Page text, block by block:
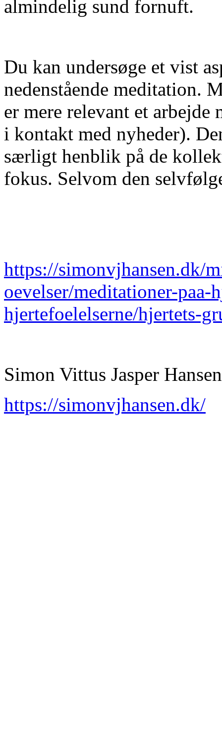
almindelig sund fornuft.
Du kan undersøge et vist
nedenstående meditation.
er mere relevant et
i kontakt med nyheder).
særligt henblik på de
fokus. Selvom den
https://simonvjhansen.dk/
oevelser/meditationer-paa-
hjertefoelelserne/hjertets-
Simon Vittus Jasper Hansen
https://simonvjhansen.dk/